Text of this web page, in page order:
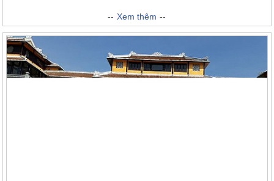
Bạn đang muốn tìm đến một địa điểm trải nghiệm hấp dẫn để tự thưởng
cho bản thân một chuyến tham quan nghỉ dưỡng sau cả một năm làm
việc bận rộn và mệt mỏi nhưng lại đang băn khoăn chưa biết nên đi đâu?
Bạn lo sợ không biết lịch trình cho chuyến đi mà mình đưa ra có phù hợp
hay không? Hãy để Vietsense chọn cho bạn trải nghiệm Đà Nẵng Tết Âm
Lịch. Chúng tôi chắc chắn bạn sẽ có những ngày nghỉ lễ vô cùng thú vị
Xem thêm